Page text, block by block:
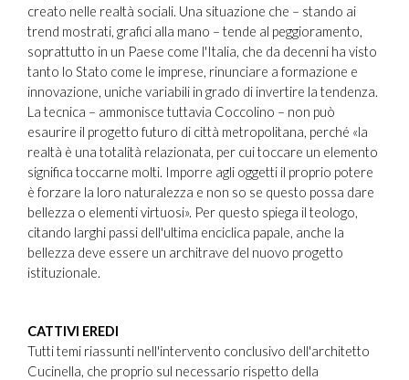
creato nelle realtà sociali. Una situazione che – stando ai
trend mostrati, grafici alla mano – tende al peggioramento,
soprattutto in un Paese come l'Italia, che da decenni ha visto
tanto lo Stato come le imprese, rinunciare a formazione e
innovazione, uniche variabili in grado di invertire la tendenza.
La tecnica – ammonisce tuttavia Coccolino – non può
esaurire il progetto futuro di città metropolitana, perché «la
realtà è una totalità relazionata, per cui toccare un elemento
significa toccarne molti. Imporre agli oggetti il proprio potere
è forzare la loro naturalezza e non so se questo possa dare
bellezza o elementi virtuosi». Per questo spiega il teologo,
citando larghi passi dell'ultima enciclica papale, anche la
bellezza deve essere un architrave del nuovo progetto
istituzionale.
CATTIVI EREDI
Tutti temi riassunti nell'intervento conclusivo dell'architetto
Cucinella, che proprio sul necessario rispetto della